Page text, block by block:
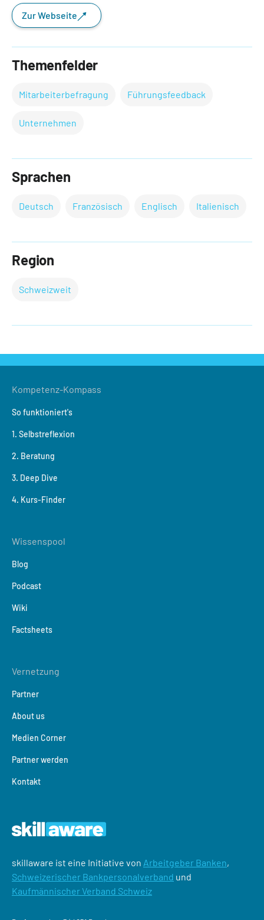
Zur Webseite
Themenfelder
Mitarbeiterbefragung Führungsfeedback
Unternehmen
Sprachen
Deutsch Französisch Englisch Italienisch
Region
Schweizweit
Kompetenz-Kompass
So funktioniert's
1. Selbstreflexion
2. Beratung
3. Deep Dive
4. Kurs-Finder
Wissenspool
Blog
Podcast
Wiki
Factsheets
Vernetzung
Partner
About us
Medien Corner
Partner werden
Kontakt
skillaware ist eine Initiative von Arbeitgeber Banken,
Schweizerischer Bankpersonalverband und
Kaufmännischer Verband Schweiz